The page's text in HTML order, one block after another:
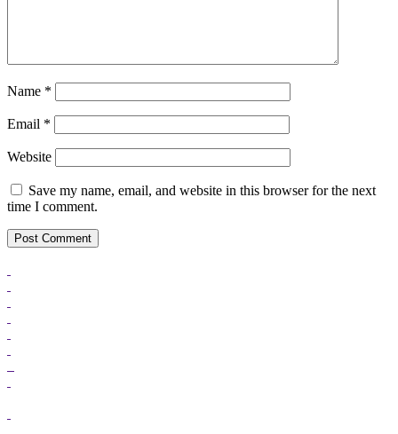
Name *
Email *
Website
Save my name, email, and website in this browser for the next
time I comment.